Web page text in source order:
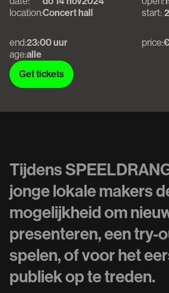
location:Concert hall
start:
end:
age:
23:00 uur
alle
price:
Get tickets
Tijdens
jonge lokale makers
mogelijkheid om
presenteren, een try-
spelen, of voor het
publiek op te treden.